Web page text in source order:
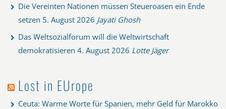
Die Vereinten Nationen müssen Steueroasen ein Ende
setzen 5. August 2026 Jayati Ghosh
Das Weltsozialforum will die Weltwirtschaft
demokratisieren 4. August 2026 Lotte Jäger
Lost in EUrope
Ceuta: Warme Worte für Spanien, mehr Geld für Marokko